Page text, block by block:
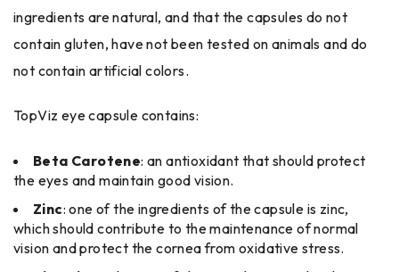
ingredients are natural, and that the capsules do not
contain gluten, have not been tested on animals and do
not contain artificial colors.
TopViz eye capsule contains:
Beta Carotene: an antioxidant that should protect
the eyes and maintain good vision.
Zinc: one of the ingredients of the capsule is zinc,
which should contribute to the maintenance of normal
vision and protect the cornea from oxidative stress.